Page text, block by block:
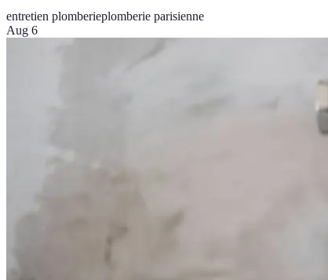
entretien plomberieplomberie parisienne
Aug 6